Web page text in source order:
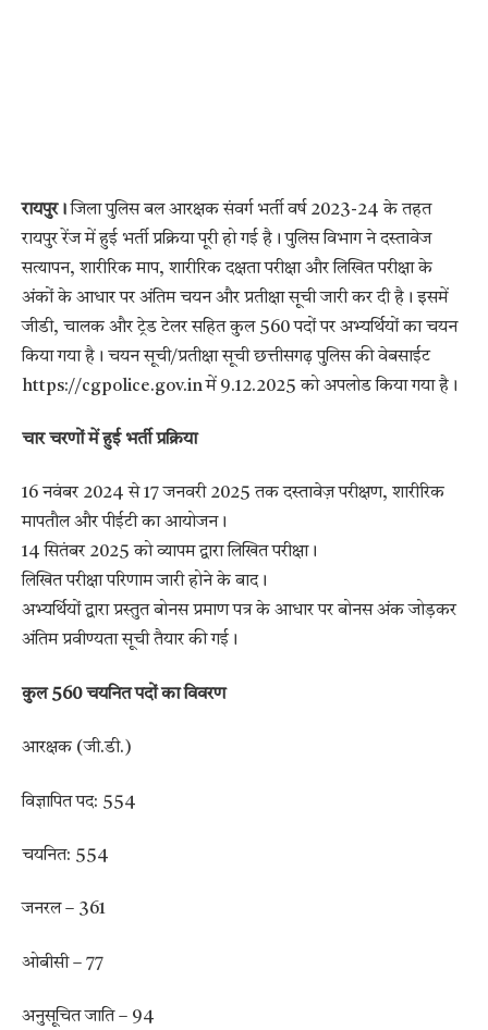
रायपुर। जिला पुलिस बल आरक्षक संवर्ग भर्ती वर्ष 2023-24 के तहत
रायपुर रेंज में हुई भर्ती प्रक्रिया पूरी हो गई है। पुलिस विभाग ने दस्तावेज
सत्यापन, शारीरिक माप, शारीरिक दक्षता परीक्षा और लिखित परीक्षा के
अंकों के आधार पर अंतिम चयन और प्रतीक्षा सूची जारी कर दी है। इसमें
जीडी, चालक और ट्रेड टेलर सहित कुल 560 पदों पर अभ्यर्थियों का चयन
किया गया है। चयन सूची/प्रतीक्षा सूची छत्तीसगढ़ पुलिस की वेबसाईट
https://cgpolice.gov.in में 9.12.2025 को अपलोड किया गया है।
चार चरणों में हुई भर्ती प्रक्रिया
16 नवंबर 2024 से 17 जनवरी 2025 तक दस्तावेज़ परीक्षण, शारीरिक
मापतौल और पीईटी का आयोजन।
14 सितंबर 2025 को व्यापम द्वारा लिखित परीक्षा।
लिखित परीक्षा परिणाम जारी होने के बाद।
अभ्यर्थियों द्वारा प्रस्तुत बोनस प्रमाण पत्र के आधार पर बोनस अंक जोड़कर
अंतिम प्रवीण्यता सूची तैयार की गई।
कुल 560 चयनित पदों का विवरण
आरक्षक (जी.डी.)
विज्ञापित पद: 554
चयनित: 554
जनरल – 361
ओबीसी – 77
अनुसूचित जाति – 94